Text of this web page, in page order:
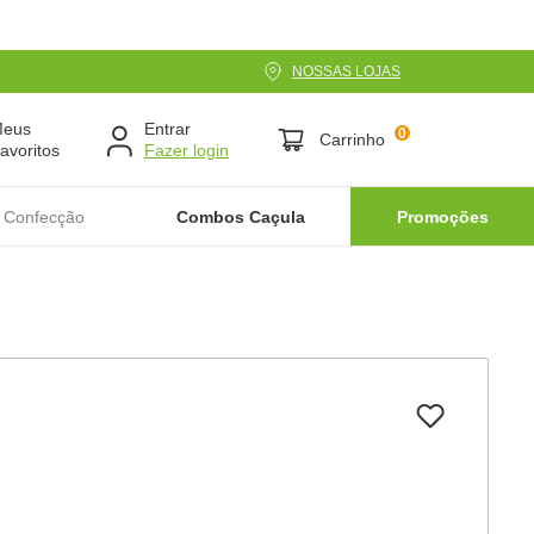
NOSSAS LOJAS
Entrar
Carrinho 0
Combos Caçula Promoções